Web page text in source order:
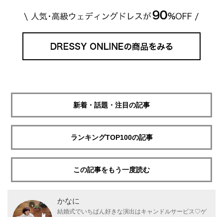
新着・話題・注目の記事
ランキングTOP100の記事
この記事をもう一度読む
かなに
結婚式でいちばん好きな演出はキャンドルサービス♡ゲ